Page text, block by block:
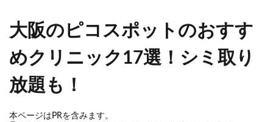
大阪のピコスポットのおすす
めクリニック17選！シミ取り
放題も！
本ページはPRを含みます。